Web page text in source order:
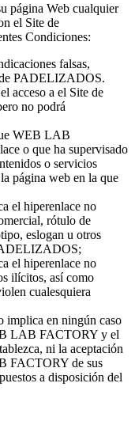
página Web cualquier
el Site de
Condiciones:
falsas,
de PADELIZADOS.
acceso a el Site de
no podrá
WEB LAB
o que ha supervisado
o servicios
página web en la que
el hiperenlace no
rótulo de
eslogan u otros
el hiperenlace no
ilícitos, así como
cualesquiera
implica en ningún caso
LAB FACTORY y el
ni la aceptación
FACTORY de sus
a disposición del